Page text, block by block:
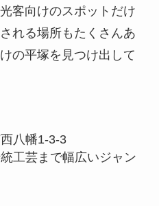
客向けのスポットだけ
れる場所もたくさんあ
の平塚を見つけ出して
八幡1-3-3
工芸まで幅広いジャン